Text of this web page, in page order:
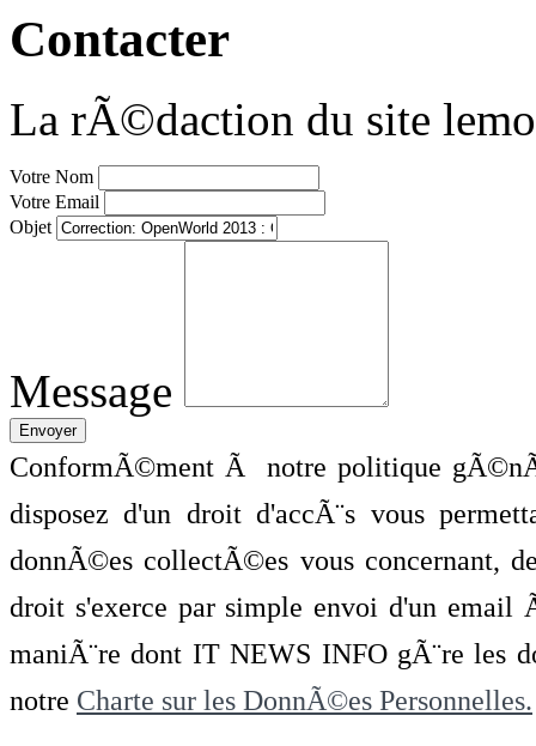
Contacter
La rÃ©daction du site
Votre Nom
Votre Email
Objet
Message
ConformÃ©ment Ã notre politique
disposez d'un droit d'accÃ¨s vous
donnÃ©es collectÃ©es vous concernant,
droit s'exerce par simple envoi d'un
maniÃ¨re dont IT NEWS INFO gÃ¨re les
notre Charte sur les DonnÃ©es Personnelles.